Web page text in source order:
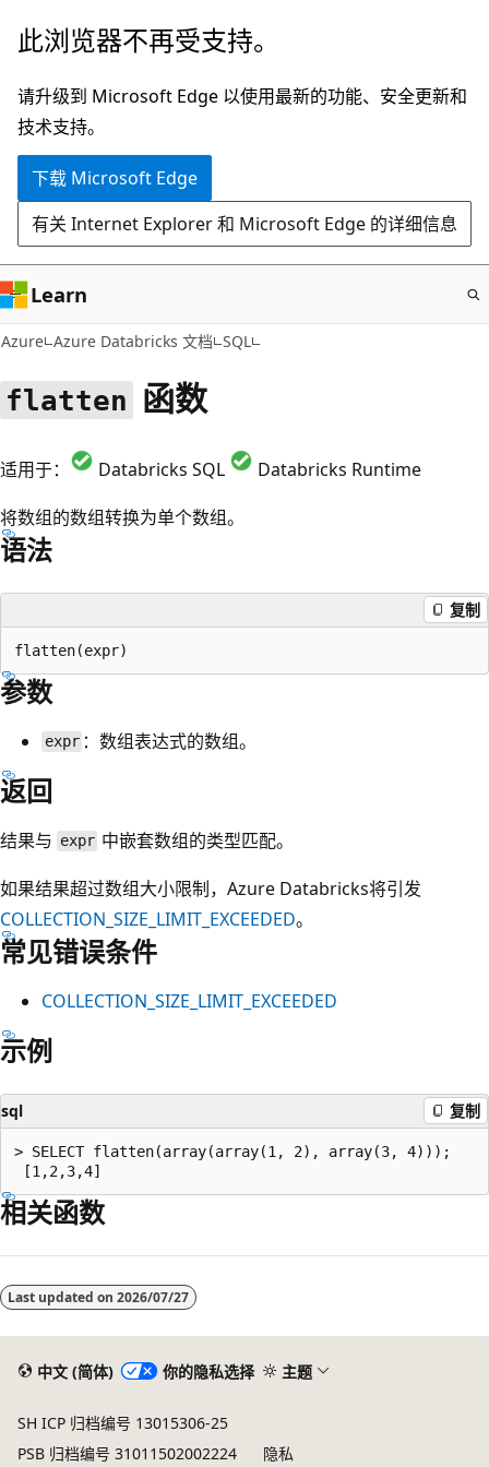
跳
主
要
内
此浏览器不再受支持。
请升级到 Microsoft Edge 以使用最新的功能、安全更新和
技术支持。
下载 Microsoft Edge
有关 Internet Explorer 和 Microsoft Edge 的详细信息
Learn
Azure Azure Databricks 文档 SQL
flatten 函数
适用于： Databricks SQL
Databricks Runtime
将数组的数组转换为单个数组。
语法
复制
参数
expr ：数组表达式的数组。
返回
结果与 expr 中嵌套数组的类型匹配。
如果结果超过数组大小限制，Azure Databricks将引发
COLLECTION_SIZE_LIMIT_EXCEEDED。
常见错误条件
COLLECTION_SIZE_LIMIT_EXCEEDED
示例
sql 复制
> SELECT flatten(array(array(1, 2), array(3, 4)));
相关函数
模
式
Last updated on 2026/07/27
中文 (简体) 你的隐私选择 主题
SH ICP 归档编号 13015306-25
PSB 归档编号 31011502002224
隐私